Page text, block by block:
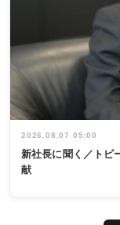
2026.08.07 05:00
新社長に聞く／ト
献